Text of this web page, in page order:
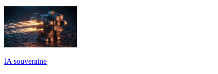
IA souveraine